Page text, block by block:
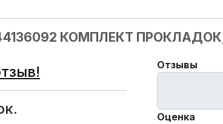
КОМПЛЕКТ
Отзывы
Оценка